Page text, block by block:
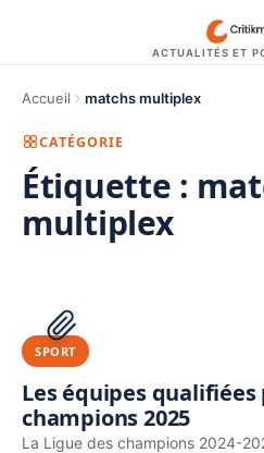
ACTUALITÉS ET
Accueil matchs multiplex
CATÉGORIE
Étiquette :
multiplex
PUBLICITÉ
SPORT
Les équipes
champions 2025
La Ligue des champions 2024-